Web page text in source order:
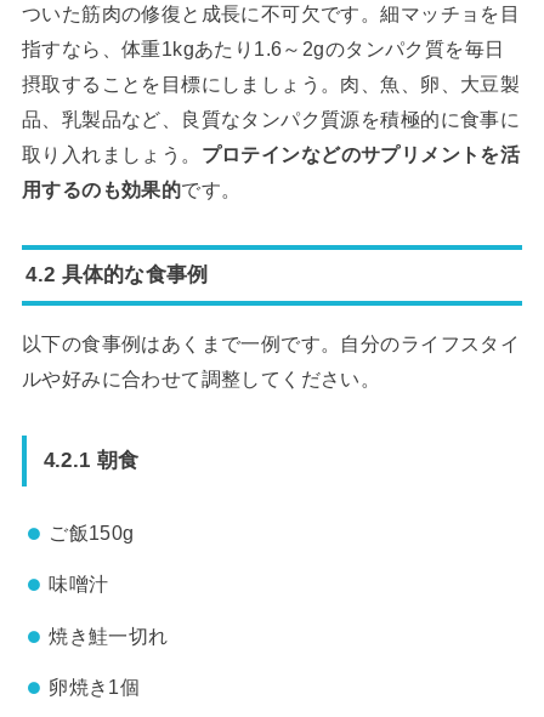
ついた筋肉の修復と成長に不可欠です。細マッチョを目
指すなら、体重1kgあたり1.6～2gのタンパク質を毎日
摂取することを目標にしましょう。肉、魚、卵、大豆製
品、乳製品など、良質なタンパク質源を積極的に食事に
取り入れましょう。 プロテインなどのサプリメントを活
用するのも効果的です。
4.2 具体的な食事例
以下の食事例はあくまで一例です。自分のライフスタイ
ルや好みに合わせて調整してください。
4.2.1 朝食
ご飯150g
味噌汁
焼き鮭一切れ
卵焼き1個